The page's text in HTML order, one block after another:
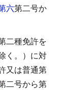
六第二号か
二種免許を
く。）に対
又は普通第
二号から第